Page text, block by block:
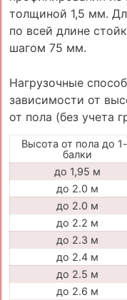
толщиной 1,5 мм.
по всей длине
шагом 75 мм.
Нагрузочные
зависимости от
от пола (без учета
Высота от пола до
балки
до 1,95 м
до 2.0 м
до 2.0 м
до 2.2 м
до 2.3 м
до 2.4 м
до 2.5 м
до 2.6 м